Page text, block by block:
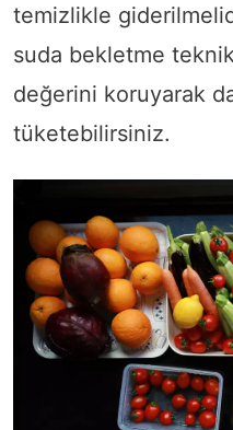
temizlikle
suda bekletme
değerini koruyarak
tüketebilirsiniz.